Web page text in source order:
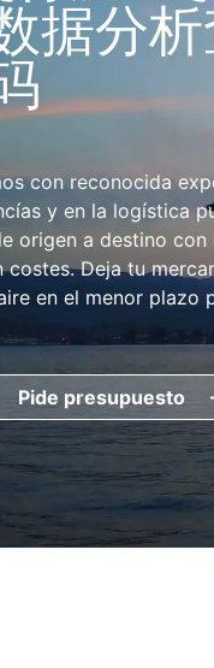
据分析
con reconocida
y en la logística
origen a destino con
Deja tu
en el menor plazo
Pide presupuesto